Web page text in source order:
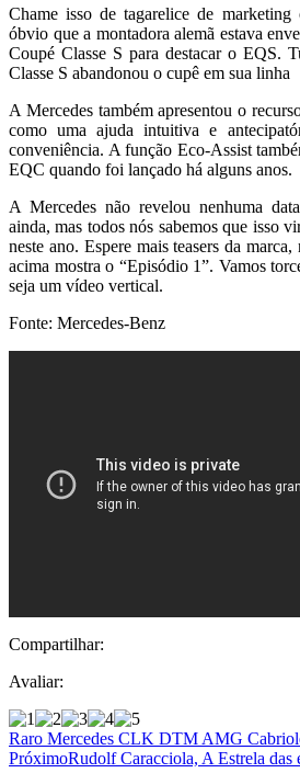
Chame isso de tagarelice de
óbvio que a montadora alemã estava
Coupé Classe S para destacar o EQS.
Classe S abandonou o cupê em sua linha
A Mercedes também apresentou o
como uma ajuda intuitiva e
conveniência. A função Eco-Assist
EQC quando foi lançado há alguns anos.
A Mercedes não revelou nenhuma
ainda, mas todos nós sabemos que isso
neste ano. Espere mais teasers da
acima mostra o “Episódio 1”. Vamos
seja um vídeo vertical.
Fonte: Mercedes-Benz
Compartilhar:
Avaliar:
Raro Mercedes CLK DTM AMG
PróximoRudolf Caracciola, A Estrela das